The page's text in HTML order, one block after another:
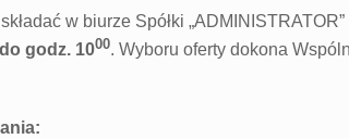
w biurze Spółki
godz. 1000. Wyboru oferty dokona
ia: